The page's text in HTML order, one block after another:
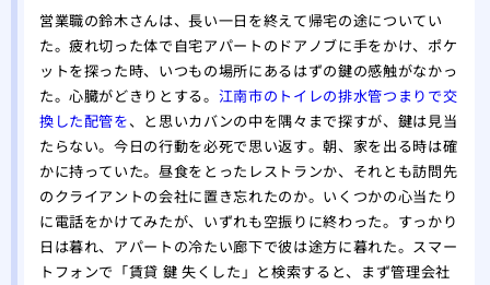
カ
る
経
リ
私
一日
営業職の鈴木さんは、長い一日を終えて帰宅の途についてい
た。疲れ切った体で自宅アパートのドアノブに手をかけ、ポケ
ットを探った時、いつもの場所にあるはずの鍵の感触がなかっ
た。心臓がどきりとする。 江南市のトイレの排水管つまりで交
換した配管を、と思いカバンの中を隅々まで探すが、鍵は見当
たらない。今日の行動を必死で思い返す。朝、家を出る時は確
かに持っていた。昼食をとったレストランか、それとも訪問先
のクライアントの会社に置き忘れたのか。いくつかの心当たり
に電話をかけてみたが、いずれも空振りに終わった。すっかり
日は暮れ、アパートの冷たい廊下で彼は途方に暮れた。スマー
トフォンで「賃貸 鍵 失くした」と検索すると、まず管理会社